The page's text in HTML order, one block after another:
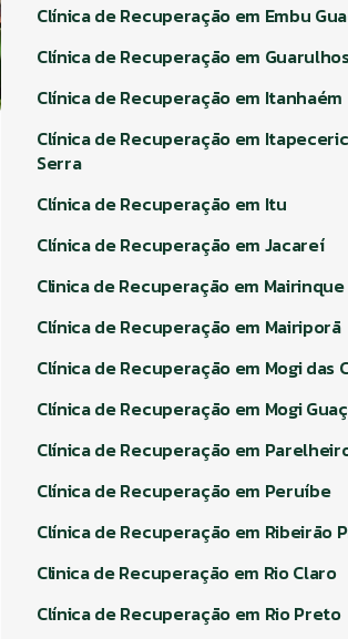
Clínica de Recuperação em Embu
Clínica de Recuperação em
Clínica de Recuperação em Itanhaém
Clínica de Recuperação em
Serra
Clínica de Recuperação em Itu
Clínica de Recuperação em Jacareí
Clinica de Recuperação em Mairinque
Clínica de Recuperação em Mairiporã
Clínica de Recuperação em Mogi das
Clínica de Recuperação em Mogi
Clínica de Recuperação em
Clínica de Recuperação em Peruíbe
Clínica de Recuperação em Ribeirão
Clinica de Recuperação em Rio Claro
Clínica de Recuperação em Rio Preto